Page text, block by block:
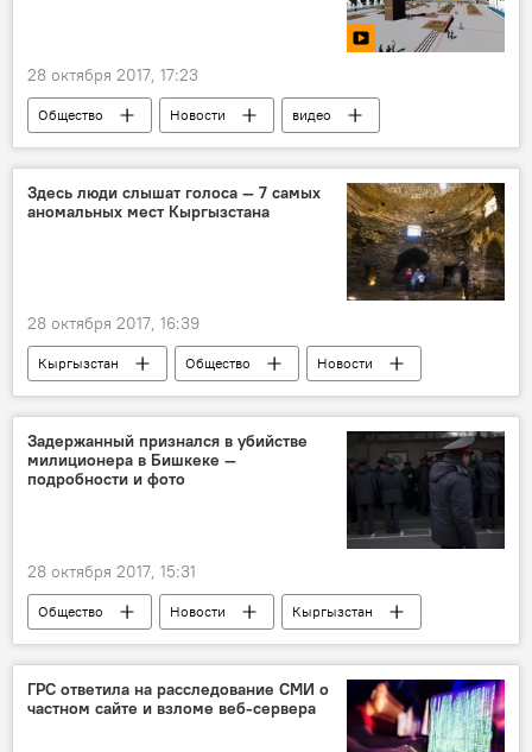
28 октября 2017, 17:23
Общество Новости
видео
Кыргызстан
Мультимедиа
музей
Здесь люди слышат голоса — 7 самых
аномальных мест Кыргызстана
28 октября 2017, 16:39
Кыргызстан Общество
Новости
аномалия
природа мистика
Задержанный признался в убийстве
милиционера в Бишкеке —
подробности и фото
28 октября 2017, 15:31
Общество Новости
Кыргызстан
Бишкек
ГУВД Бишкека
убийство
милиция
Убийство милиционера в Бишкеке
ГРС ответила на расследование СМИ о
частном сайте и взломе веб-сервера